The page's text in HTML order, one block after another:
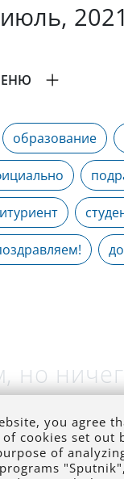
образование
но
you agree
of cookies set out
of